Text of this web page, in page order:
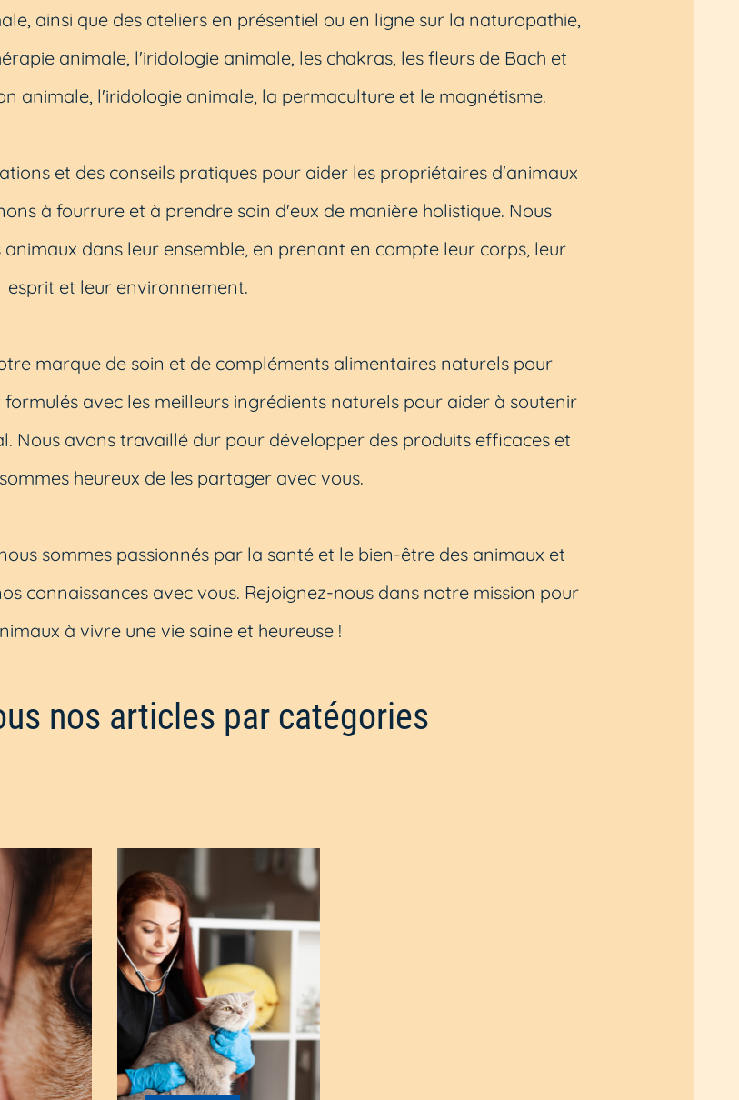
ainsi que des ateliers en présentiel ou en ligne sur la naturopathie,
animale, l'iridologie animale, les chakras, les fleurs de Bach et
animale, l'iridologie animale, la permaculture et le magnétisme.
et des conseils pratiques pour aider les propriétaires d'animaux
à fourrure et à prendre soin d'eux de manière holistique. Nous
dans leur ensemble, en prenant en compte leur corps, leur
esprit et leur environnement.
marque de soin et de compléments alimentaires naturels pour
avec les meilleurs ingrédients naturels pour aider à soutenir
Nous avons travaillé dur pour développer des produits efficaces et
heureux de les partager avec vous.
sommes passionnés par la santé et le bien-être des animaux et
connaissances avec vous. Rejoignez-nous dans notre mission pour
à vivre une vie saine et heureuse !
nos articles par catégories